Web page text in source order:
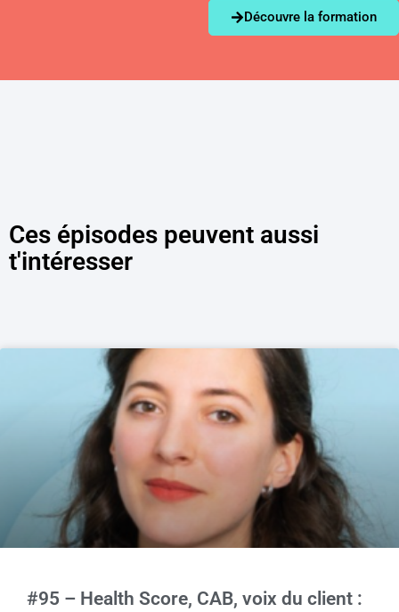
Découvre la formation
Ces épisodes peuvent aussi
t'intéresser
#95 – Health Score, CAB, voix du client :